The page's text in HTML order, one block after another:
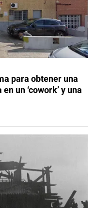
para obtener una
un ‘cowork’ y una